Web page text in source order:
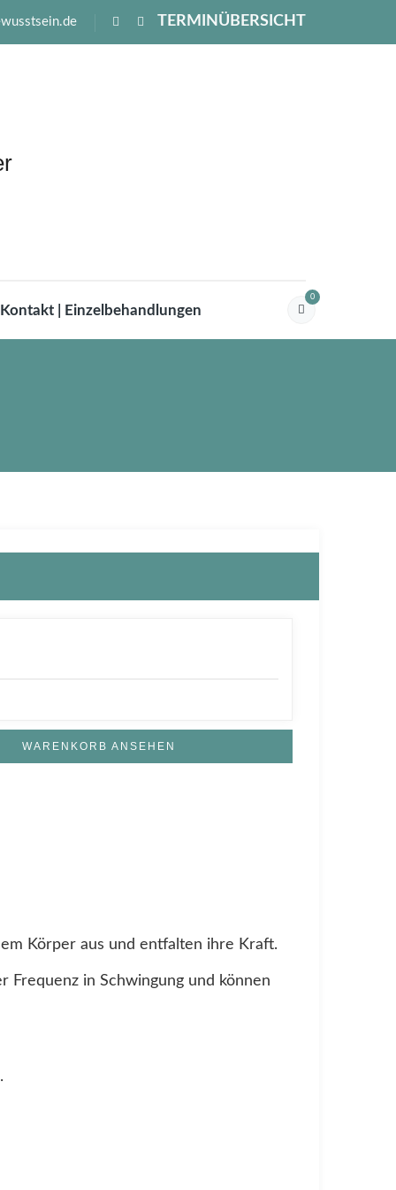
TERMINÜBERSICHT
Kontakt | Einzelbehandlungen
0
WARENKORB ANSEHEN
Körper aus und entfalten ihre Kraft.
Frequenz in Schwingung und können